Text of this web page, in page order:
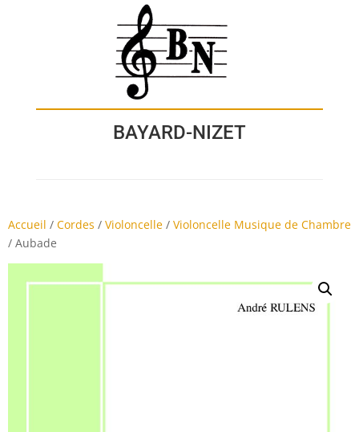
BAYARD-NIZET
Accueil / Cordes / Violoncelle / Violoncelle Musique de Chambre
/ Aubade